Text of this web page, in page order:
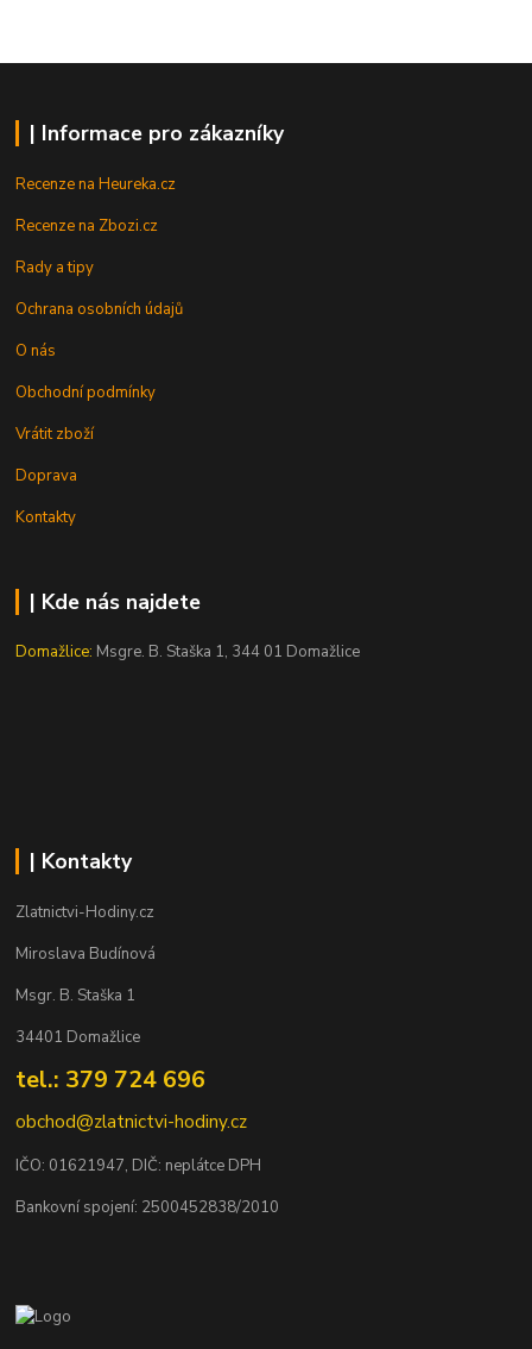
| Informace pro zákazníky
Recenze na Heureka.cz
Recenze na Zbozi.cz
Rady a tipy
Ochrana osobních údajů
O nás
Obchodní podmínky
Vrátit zboží
Doprava
Kontakty
| Kde nás najdete
Domažlice: Msgre. B. Staška 1, 344 01 Domažlice
| Kontakty
Zlatnictvi-Hodiny.cz
Miroslava Budínová
Msgr. B. Staška 1
34401 Domažlice
tel.: 379 724 696
obchod@zlatnictvi-hodiny.cz
IČO: 01621947, DIČ: neplátce DPH
Bankovní spojení: 2500452838/2010